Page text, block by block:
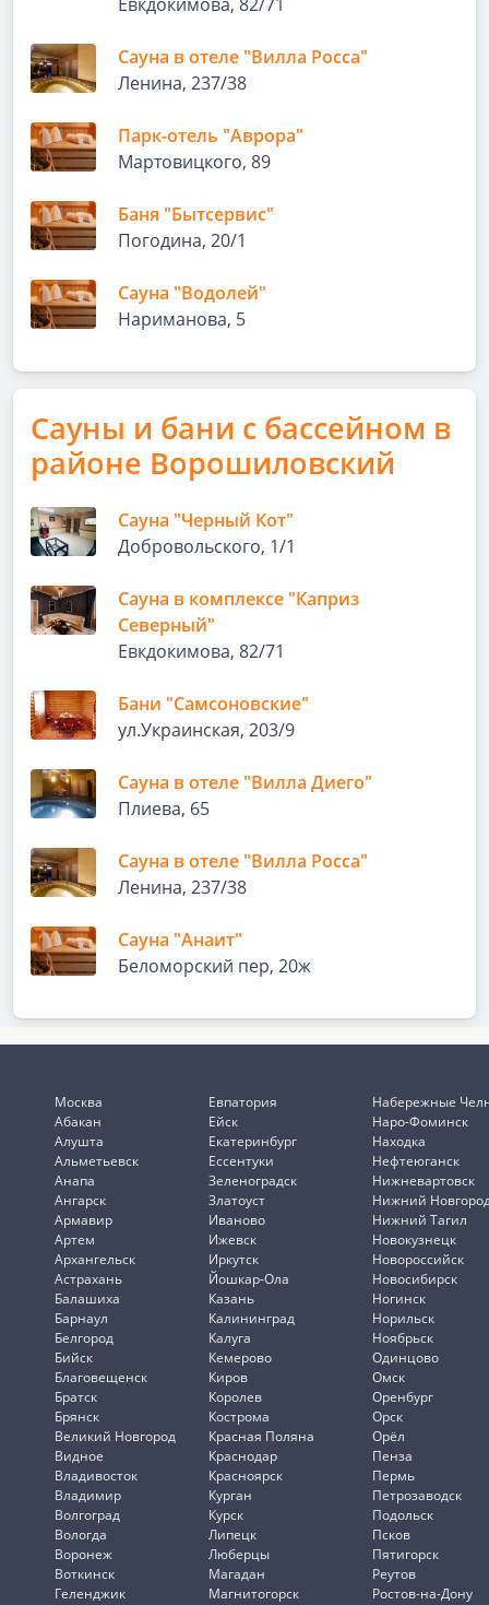
Сауна в отеле "Вилла Росса"
Ленина, 237/38
Парк-отель "Аврора"
Мартовицкого, 89
Баня "Бытсервис"
Погодина, 20/1
Сауна "Водолей"
Нариманова, 5
Сауны и бани с бассейном в
районе Ворошиловский
Сауна "Черный Кот"
Добровольского, 1/1
Сауна в комплексе "Каприз
Северный"
Евкдокимова, 82/71
Бани "Самсоновские"
ул.Украинская, 203/9
Сауна в отеле "Вилла Диего"
Плиева, 65
Сауна в отеле "Вилла Росса"
Ленина, 237/38
Сауна "Анаит"
Беломорский пер, 20ж
Москва
Абакан
Алушта
Альметьевск
Анапа
Ангарск
Армавир
Артем
Архангельск
Астрахань
Балашиха
Барнаул
Белгород
Бийск
Благовещенск
Братск
Брянск
Великий Новгород
Видное
Владивосток
Владимир
Волгоград
Вологда
Воронеж
Воткинск
Геленджик
Евпатория
Ейск
Екатеринбург
Ессентуки
Зеленоградск
Златоуст
Иваново
Ижевск
Иркутск
Йошкар-Ола
Казань
Калининград
Калуга
Кемерово
Киров
Королев
Кострома
Красная Поляна
Краснодар
Красноярск
Курган
Курск
Липецк
Люберцы
Магадан
Магнитогорск
Набережные
Наро-Фоминск
Находка
Нефтеюганск
Нижневартовск
Нижний
Нижний Тагил
Новокузнецк
Новороссийск
Новосибирск
Ногинск
Норильск
Ноябрьск
Одинцово
Омск
Оренбург
Орск
Орёл
Пенза
Пермь
Петрозаводск
Подольск
Псков
Пятигорск
Реутов
Ростов-на-Дону